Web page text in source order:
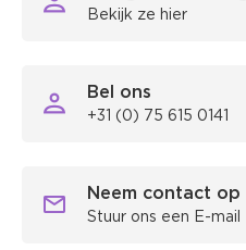
Bekijk ze hier
Bel ons
+31 (0) 75 615 0141
Neem contact op
Stuur ons een E-mail